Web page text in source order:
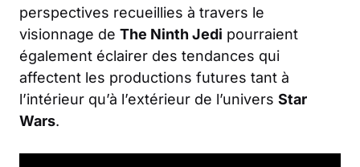
perspectives recueillies à travers le
visionnage de The Ninth Jedi pourraient
également éclairer des tendances qui
affectent les productions futures tant à
l’intérieur qu’à l’extérieur de l’univers Star
Wars.